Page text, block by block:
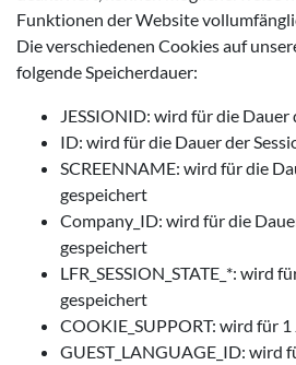
Funktionen der Website
Die verschiedenen Cookies auf
folgende Speicherdauer:
JESSIONID: wird für die Dauer
ID: wird für die Dauer der
SCREENNAME: wird für die
gespeichert
Company_ID: wird für die
gespeichert
LFR_SESSION_STATE_*: wird
gespeichert
COOKIE_SUPPORT: wird für
GUEST_LANGUAGE_ID: wird